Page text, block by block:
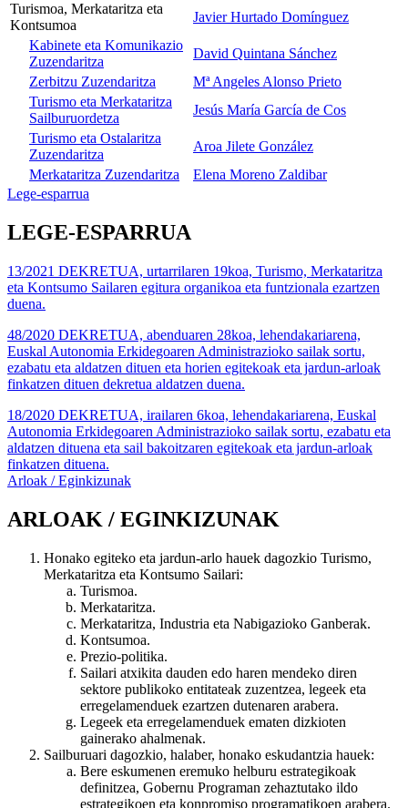
Turismoa, Merkataritza eta
Kontsumoa
Javier Hurtado Domínguez
Kabinete eta Komunikazio
Zuzendaritza
David Quintana Sánchez
Zerbitzu Zuzendaritza
Mª Angeles Alonso Prieto
Turismo eta Merkataritza
Sailburuordetza
Jesús María García de Cos
Turismo eta Ostalaritza
Zuzendaritza
Aroa Jilete González
Merkataritza Zuzendaritza
Elena Moreno Zaldibar
Lege-esparrua
LEGE-ESPARRUA
13/2021 DEKRETUA, urtarrilaren 19koa, Turismo, Merkataritza
eta Kontsumo Sailaren egitura organikoa eta funtzionala ezartzen
duena.
48/2020 DEKRETUA, abenduaren 28koa, lehendakariarena,
Euskal Autonomia Erkidegoaren Administrazioko sailak sortu,
ezabatu eta aldatzen dituen eta horien egitekoak eta jardun-arloak
finkatzen dituen dekretua aldatzen duena.
18/2020 DEKRETUA, irailaren 6koa, lehendakariarena, Euskal
Autonomia Erkidegoaren Administrazioko sailak sortu, ezabatu eta
aldatzen dituena eta sail bakoitzaren egitekoak eta jardun-arloak
finkatzen dituena.
Arloak / Eginkizunak
ARLOAK / EGINKIZUNAK
Honako egiteko eta jardun-arlo hauek dagozkio Turismo,
Merkataritza eta Kontsumo Sailari:
Turismoa.
Merkataritza.
Merkataritza, Industria eta Nabigazioko Ganberak.
Kontsumoa.
Prezio-politika.
Sailari atxikita dauden edo haren mendeko diren
sektore publikoko entitateak zuzentzea, legeek eta
erregelamenduek ezartzen dutenaren arabera.
Legeek eta erregelamenduek ematen dizkioten
gainerako ahalmenak.
Sailburuari dagozkio, halaber, honako eskudantzia hauek:
Bere eskumenen eremuko helburu estrategikoak
definitzea, Gobernu Programan zehaztutako ildo
estrategikoen eta konpromiso programatikoen arabera.